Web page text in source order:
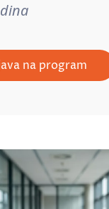
na program